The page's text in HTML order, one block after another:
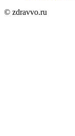
© zdravvo.ru